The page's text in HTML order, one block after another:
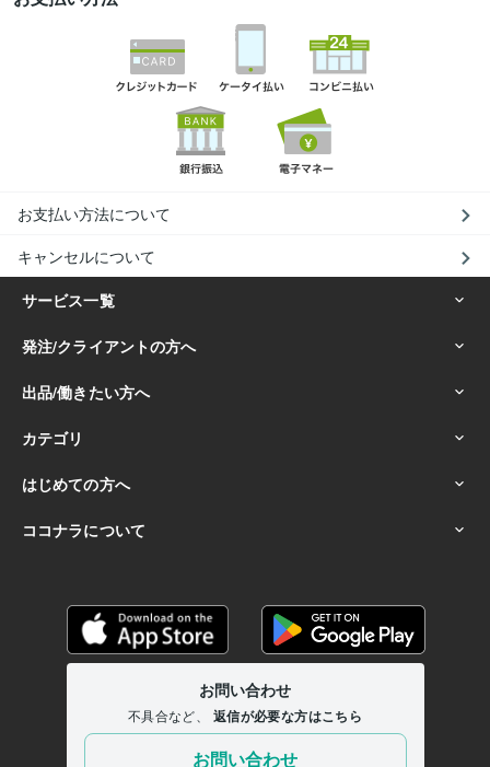
お支払い方法について
キャンセルについて